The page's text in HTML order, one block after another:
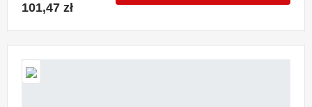
101,47 zł